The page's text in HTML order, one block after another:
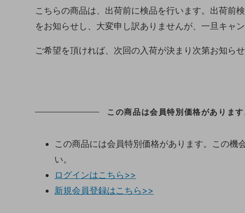
こちらの商品は、出荷前に検品を行います。出荷前
をお知らせし、大変申し訳ありませんが、一旦キャ
ご希望を頂ければ、次回の入荷が決まり次第お知ら
この商品は会員特別価格がありま
この商品には会員特別価格があります。この機
い。
ログインはこちら>>
新規会員登録はこちら>>